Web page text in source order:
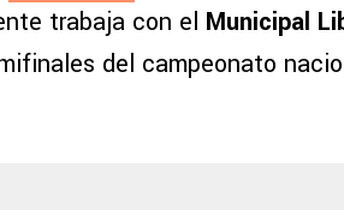
trabaja con el Municipal
del campeonato